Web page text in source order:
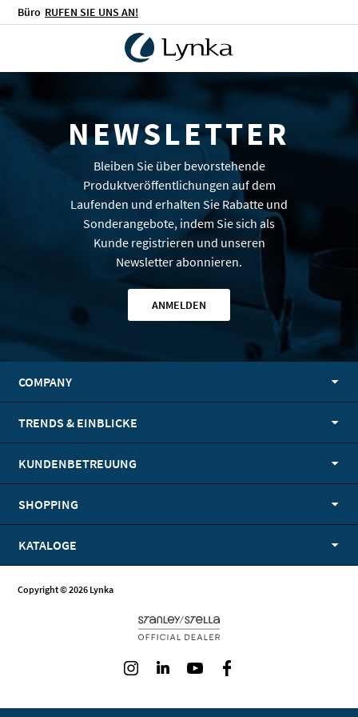
Büro RUFEN SIE UNS AN!
NEWSLETTER
Bleiben Sie über bevorstehende
Produktveröffentlichungen auf dem
Laufenden und erhalten Sie Rabatte und
Sonderangebote, indem Sie sich als
Kunde registrieren und unseren
Newsletter abonnieren.
ANMELDEN
COMPANY
TRENDS & EINBLICKE
KUNDENBETREUUNG
SHOPPING
KATALOGE
Copyright © 2026 Lynka